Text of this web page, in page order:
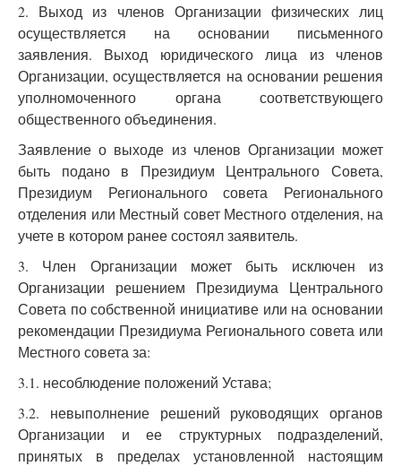
2. Выход из членов Организации физических лиц
осуществляется на основании письменного
заявления. Выход юридического лица из членов
Организации, осуществляется на основании решения
уполномоченного органа соответствующего
общественного объединения.
Заявление о выходе из членов Организации может
быть подано в Президиум Центрального Совета,
Президиум Регионального совета Регионального
отделения или Местный совет Местного отделения, на
учете в котором ранее состоял заявитель.
3. Член Организации может быть исключен из
Организации решением Президиума Центрального
Совета по собственной инициативе или на основании
рекомендации Президиума Регионального совета или
Местного совета за:
3.1. несоблюдение положений Устава;
3.2. невыполнение решений руководящих органов
Организации и ее структурных подразделений,
принятых в пределах установленной настоящим